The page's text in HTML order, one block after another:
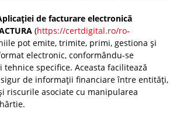
de facturare electronică
(https://certdigital.ro/ro-
pot emite, trimite, primi, gestiona și
electronic, conformându-se
specifice. Aceasta facilitează
de informații financiare între entități,
riscurile asociate cu manipularea